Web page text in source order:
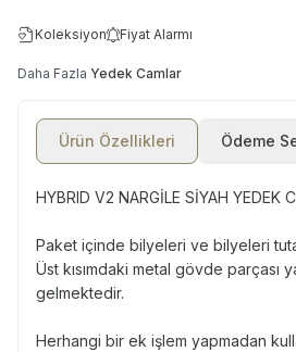
Koleksiyon Fiyat Alarmı
Daha Fazla Yedek Camlar
Ürün Özellikleri Ödeme
HYBRID V2 NARGİLE SİYAH YEDEK
Paket içinde bilyeleri ve bilyeleri
Üst kısımdaki metal gövde parçası
gelmektedir.
Herhangi bir ek işlem yapmadan